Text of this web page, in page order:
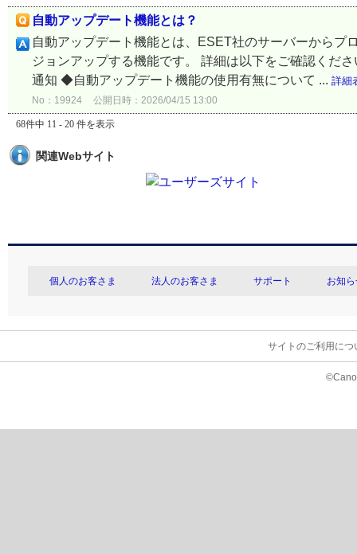
自動アップデート機能とは？
自動アップデート機能とは、ESET社のサーバーからプ
ジョンアップする機能です。 詳細は以下をご確認く
通知 ◆自動アップデート機能の使用有無について ... 詳細
No：19924 公開日時：2026/04/15 13:00
68件中 11 - 20 件を表示
関連Webサイト
個人のお客さま 法人のお客さま サポート お知
サイトのご利用につ